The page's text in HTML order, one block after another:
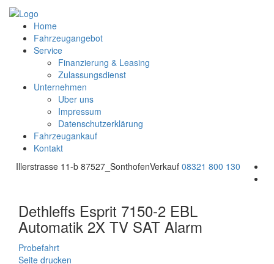
Home
Fahrzeugangebot
Service
Finanzierung & Leasing
Zulassungsdienst
Unternehmen
Uber uns
Impressum
Datenschutzerklärung
Fahrzeugankauf
Kontakt
Verkauf 08321 800 130
Illerstrasse 11-b 87527_Sonthofen
Dethleffs Esprit 7150-2 EBL
Automatik 2X TV SAT Alarm
Probefahrt
Seite drucken